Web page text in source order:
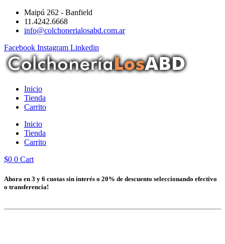
contenido
Maipú 262 - Banfield
11.4242.6668
info@colchonerialosabd.com.ar
Facebook Instagram Linkedin
Inicio
Tienda
Carrito
Inicio
Tienda
Carrito
$0 0 Cart
Ahora en 3 y 6 cuotas sin interés o 20% de descuento seleccionando efectivo
o transferencia!